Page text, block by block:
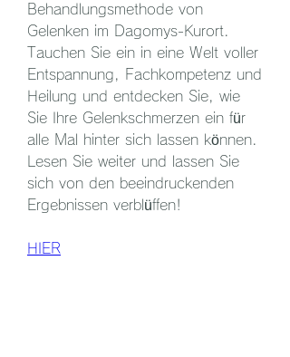
Behandlungsmethode von
Gelenken im Dagomys-Kurort.
Tauchen Sie ein in eine Welt voller
Entspannung, Fachkompetenz und
Heilung und entdecken Sie, wie
Sie Ihre Gelenkschmerzen ein für
alle Mal hinter sich lassen können.
Lesen Sie weiter und lassen Sie
sich von den beeindruckenden
Ergebnissen verblüffen!
HIER